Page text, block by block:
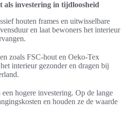
investering in tijdloosheid
houten frames en uitwisselbare
en laat bewoners het interieur
zoals FSC-hout en Oeko-Tex
interieur gezonder en dragen bij
hogere investering. Op de lange
en houden ze de waarde